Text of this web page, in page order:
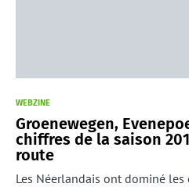
WEBZINE
Groenewegen,
chiffres de la saison
route
Les Néerlandais ont dominé